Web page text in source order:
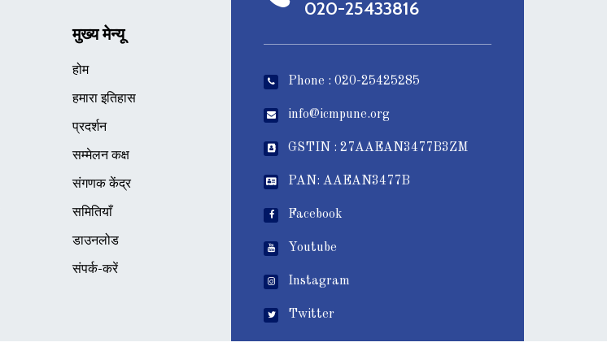
मुख्य मेन्यू
होम
हमारा इतिहास
प्रदर्शन
सम्मेलन कक्ष
संगणक केंद्र
समितियाँ
डाउनलोड
संपर्क-करें
020-25433816
Phone : 020-25425285
info@icmpune.org
GSTIN : 27AAEAN3477B3ZM
PAN: AAEAN3477B
Facebook
Youtube
Instagram
Twitter